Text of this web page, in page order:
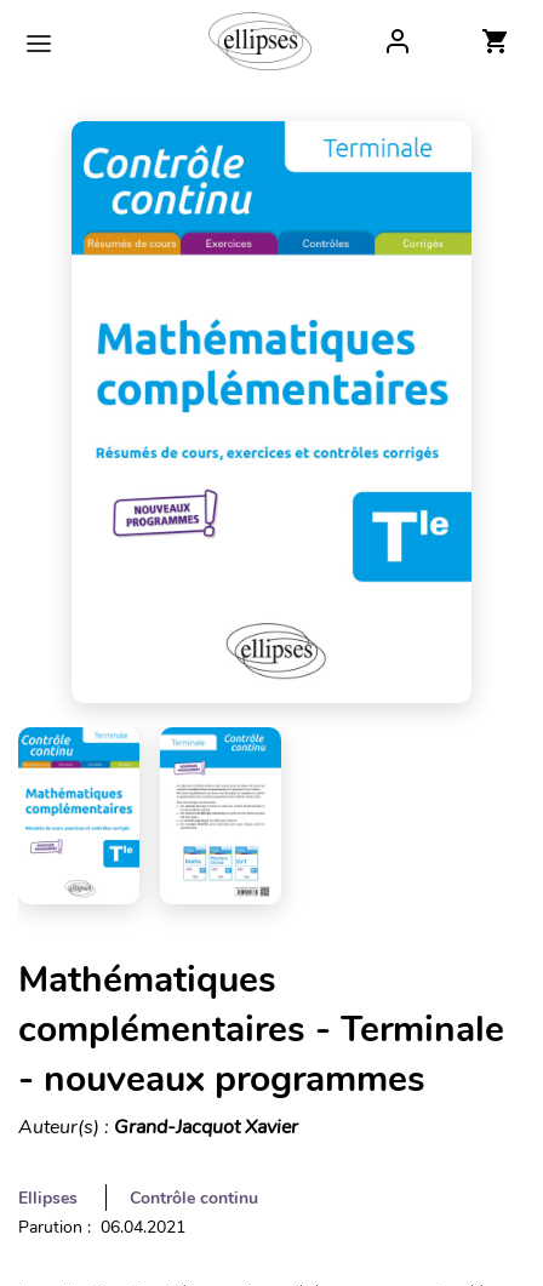
Mathématiques
complémentaires - Terminale
- nouveaux programmes
Auteur(s) : Grand-Jacquot Xavier
Ellipses
Contrôle continu
Parution : 06.04.2021